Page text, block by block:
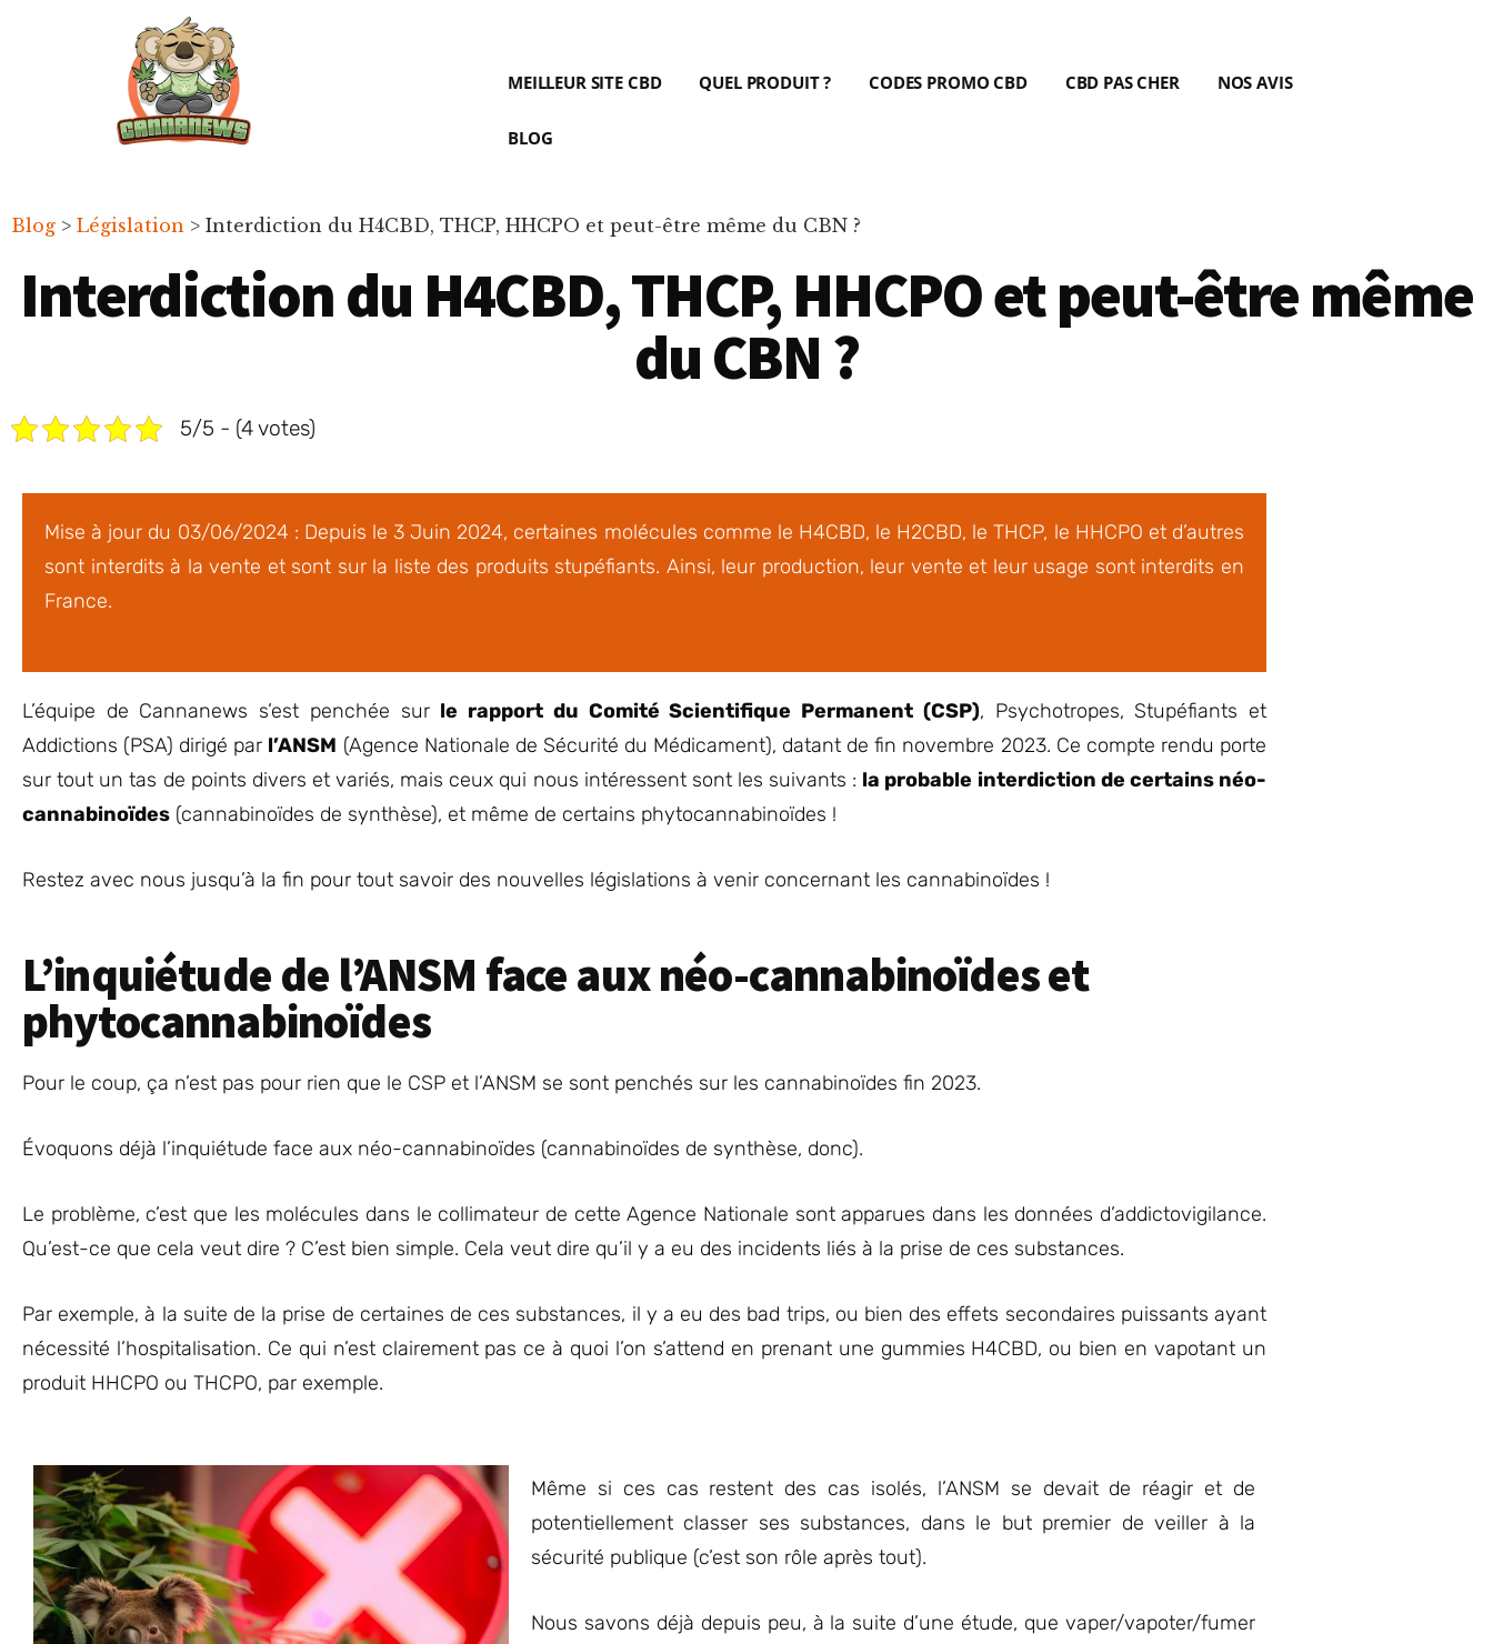
MEILLEUR SITE CBD QUEL PRODUIT ? CODES PROMO CBD CBD PAS CHER NOS AVIS
BLOG
Blog > Législation > Interdiction du H4CBD, THCP, HHCPO et peut-être même du CBN ?
Interdiction du H4CBD, THCP, HHCPO et peut-être même
du CBN ?
5/5 - (4 votes)
Mise à jour du 03/06/2024 : Depuis le 3 Juin 2024, certaines molécules comme le H4CBD, le H2CBD, le THCP, le HHCPO et d’autres
sont interdits à la vente et sont sur la liste des produits stupéfiants. Ainsi, leur production, leur vente et leur usage sont interdits en
France.
L’équipe de Cannanews s’est penchée sur le rapport du Comité Scientifique Permanent (CSP), Psychotropes, Stupéfiants et
Addictions (PSA) dirigé par l’ANSM (Agence Nationale de Sécurité du Médicament), datant de fin novembre 2023. Ce compte rendu porte
sur tout un tas de points divers et variés, mais ceux qui nous intéressent sont les suivants : la probable interdiction de certains néo-
cannabinoïdes (cannabinoïdes de synthèse), et même de certains phytocannabinoïdes !
Restez avec nous jusqu’à la fin pour tout savoir des nouvelles législations à venir concernant les cannabinoïdes !
L’inquiétude de l’ANSM face aux néo-cannabinoïdes et
phytocannabinoïdes
Pour le coup, ça n’est pas pour rien que le CSP et l’ANSM se sont penchés sur les cannabinoïdes fin 2023.
Évoquons déjà l’inquiétude face aux néo-cannabinoïdes (cannabinoïdes de synthèse, donc).
Le problème, c’est que les molécules dans le collimateur de cette Agence Nationale sont apparues dans les données d’addictovigilance.
Qu’est-ce que cela veut dire ? C’est bien simple. Cela veut dire qu’il y a eu des incidents liés à la prise de ces substances.
Par exemple, à la suite de la prise de certaines de ces substances, il y a eu des bad trips, ou bien des effets secondaires puissants ayant
nécessité l’hospitalisation. Ce qui n’est clairement pas ce à quoi l’on s’attend en prenant une gummies H4CBD, ou bien en vapotant un
produit HHCPO ou THCPO, par exemple.
Même si ces cas restent des cas isolés, l’ANSM se devait de réagir et de
potentiellement classer ses substances, dans le but premier de veiller à la
sécurité publique (c’est son rôle après tout).
Nous savons déjà depuis peu, à la suite d’une étude, que vaper/vapoter/fumer